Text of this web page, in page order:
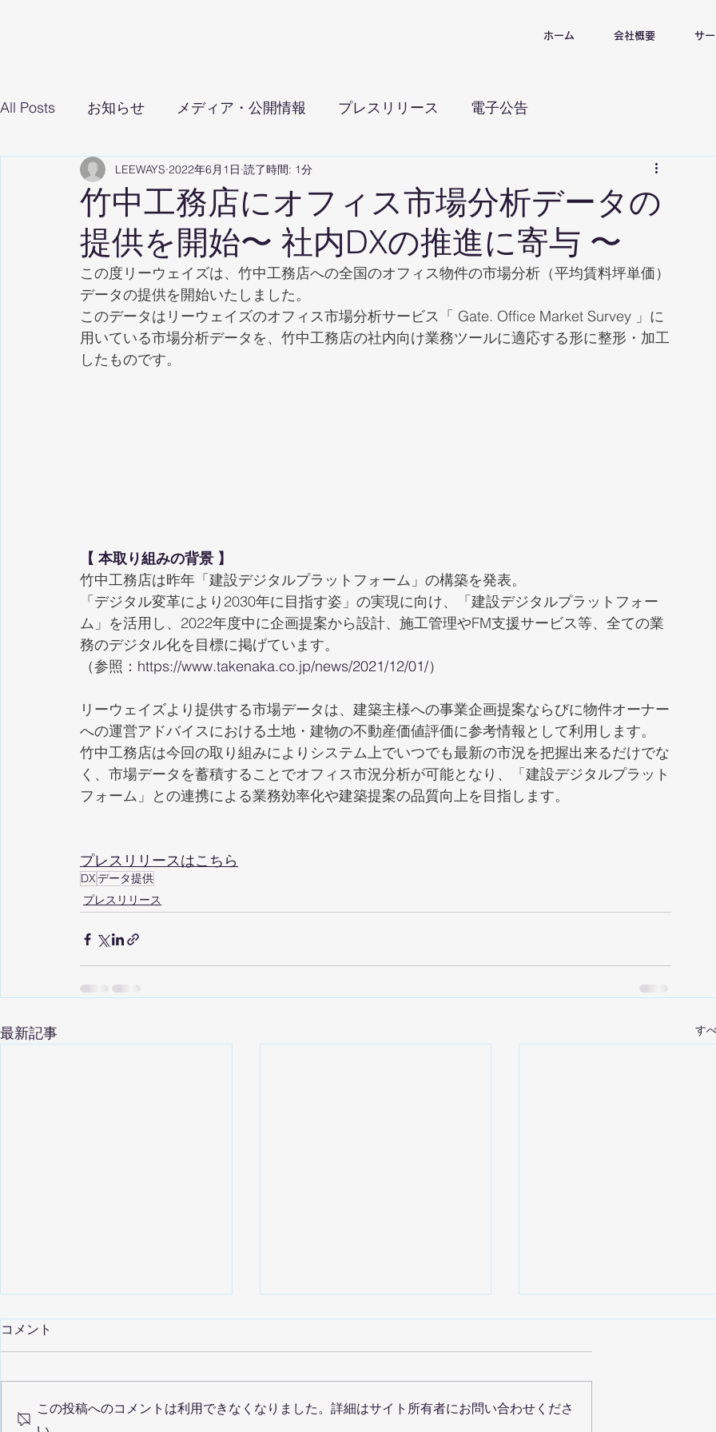
ホーム 会社概要 サ
All Posts お知らせ メディア・公開情報 プレスリリース 電子公告
竹中工務店にオフィス市場分析データの
提供を開始〜 社内DXの推進に寄与 〜
LEEWAYS 2022年6月1日 読了時間: 1分
この度リーウェイズは、竹中工務店への全国のオフィス物件の市場分析（平均賃料坪単価）
データの提供を開始いたしました。
このデータはリーウェイズのオフィス市場分析サービス「 Gate. Office Market Survey 」に
用いている市場分析データを、竹中工務店の社内向け業務ツールに適応する形に整形・加工
したものです。
【 本取り組みの背景 】
竹中工務店は昨年「建設デジタルプラットフォーム」の構築を発表。
「デジタル変革により2030年に目指す姿」の実現に向け、「建設デジタルプラットフォー
ム」を活用し、2022年度中に企画提案から設計、施工管理やFM支援サービス等、全ての業
務のデジタル化を目標に掲げています。
（参照： https://www.takenaka.co.jp/news/2021/12/01/）
リーウェイズより提供する市場データは、建築主様への事業企画提案ならびに物件オーナー
への運営アドバイスにおける土地・建物の不動産価値評価に参考情報として利用します。
竹中工務店は今回の取り組みによりシステム上でいつでも最新の市況を把握出来るだけでな
く、市場データを蓄積することでオフィス市況分析が可能となり、「建設デジタルプラット
フォーム」との連携による業務効率化や建築提案の品質向上を目指します。
プレスリリースはこちら
DXデータ提供
プレスリリース
最新記事 す
コメント
この投稿へのコメントは利用できなくなりました。詳細はサイト所有者にお問い合わせくださ